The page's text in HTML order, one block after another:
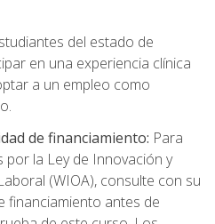
del estado de
en una experiencia clínica
a un empleo como
de financiamiento: Para
la Ley de Innovación y
(WIOA), consulte con su
financiamiento antes de